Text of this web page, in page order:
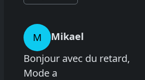
M
Mikael
Bonjour avec du retard,
Mode a